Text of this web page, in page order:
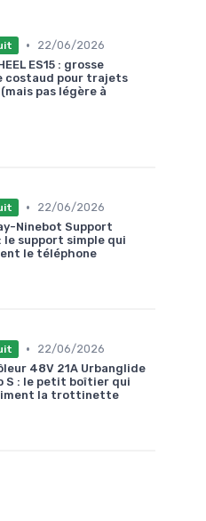
•
22/06/2026
ES15 : grosse
pour trajets
pas légère à
•
22/06/2026
Ninebot Support
le support simple qui
le téléphone
•
22/06/2026
48V 21A Urbanglide
S : le petit boîtier qui
la trottinette